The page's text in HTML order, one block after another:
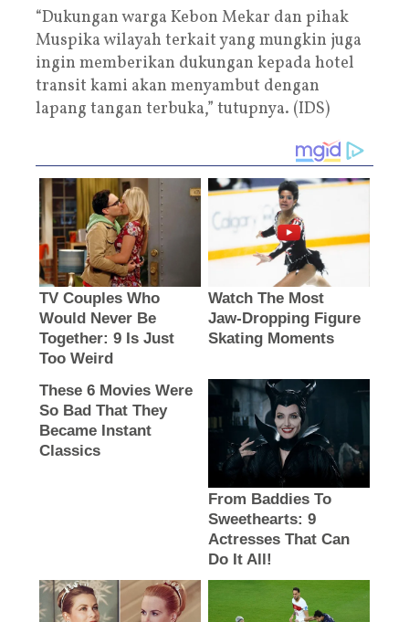
“Dukungan warga Kebon Mekar dan pihak
Muspika wilayah terkait yang mungkin juga
ingin memberikan dukungan kepada hotel
transit kami akan menyambut dengan
lapang tangan terbuka,” tutupnya. (IDS)